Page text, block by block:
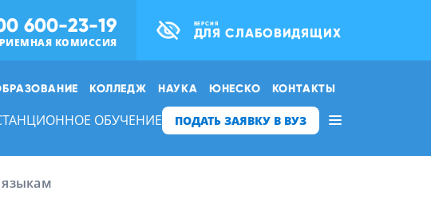
600-23-19
КОМИССИЯ
ВЕРСИЯ
ДЛЯ СЛАБОВИДЯЩИХ
КОЛЛЕДЖ НАУКА ЮНЕСКО КОНТАКТЫ
ОБУЧЕНИЕ ПОДАТЬ ЗАЯВКУ В ВУЗ